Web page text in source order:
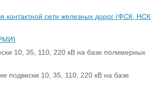
сети железных дорог (ФСК, НСК,
10, 35, 110, 220 кВ на базе полимерных
10, 35, 110, 220 кВ на базе